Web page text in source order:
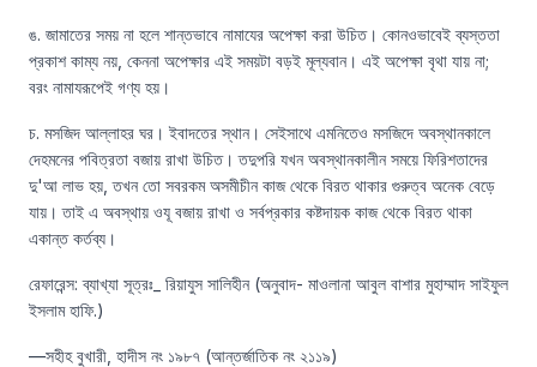
ঙ. জামাতের সময় না হলে শান্তভাবে নামাযের অপেক্ষা করা উচিত। কোনওভাবেই ব্যস্ততা
প্রকাশ কাম্য নয়, কেননা অপেক্ষার এই সময়টা বড়ই মূল্যবান। এই অপেক্ষা বৃথা যায় না;
বরং নামাযরূপেই গণ্য হয়।
চ. মসজিদ আল্লাহর ঘর। ইবাদতের স্থান। সেইসাথে এমনিতেও মসজিদে অবস্থানকালে
দেহমনের পবিত্রতা বজায় রাখা উচিত। তদুপরি যখন অবস্থানকালীন সময়ে ফিরিশতাদের
দু'আ লাভ হয়, তখন তো সবরকম অসমীচীন কাজ থেকে বিরত থাকার গুরুত্ব অনেক বেড়ে
যায়। তাই এ অবস্থায় ওযূ বজায় রাখা ও সর্বপ্রকার কষ্টদায়ক কাজ থেকে বিরত থাকা
একান্ত কর্তব্য।
রেফারেন্স: ব্যাখ্যা সূত্রঃ_ রিয়াযুস সালিহীন (অনুবাদ- মাওলানা আবুল বাশার মুহাম্মাদ সাইফুল
ইসলাম হাফি.)
—সহীহ বুখারী, হাদীস নং ১৯৮৭ (আন্তর্জাতিক নং ২১১৯)